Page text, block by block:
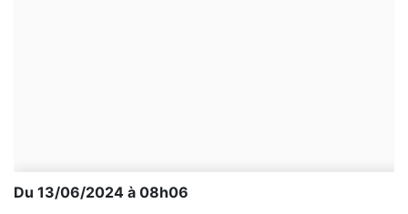
Du 13/06/2024 à 08h06